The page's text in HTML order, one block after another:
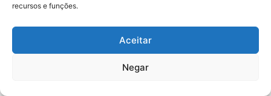
recursos e funções.
Aceitar
Negar